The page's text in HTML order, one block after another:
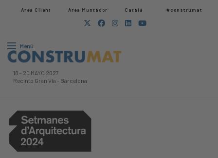
Àrea Client Àrea Muntador​ Català #construmat
Menú
18 - 20 MAYO 2027
Recinto Gran Via - Barcelona